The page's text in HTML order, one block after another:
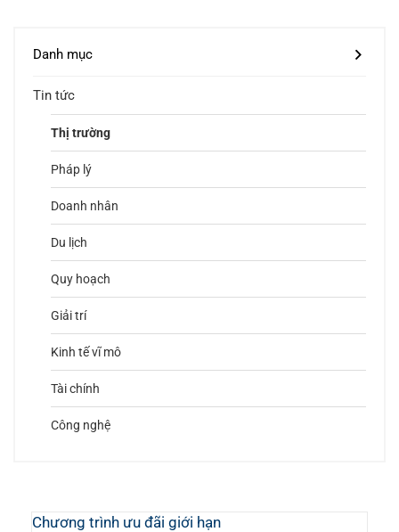
Danh mục
Tin tức
Thị trường
Pháp lý
Doanh nhân
Du lịch
Quy hoạch
Giải trí
Kinh tế vĩ mô
Tài chính
Công nghệ
Chương trình ưu đãi giới hạn